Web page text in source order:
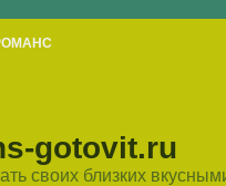
gotovit.ru
своих близких